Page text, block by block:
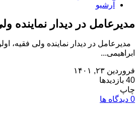
آرشیو
مدیرعامل در دیدار
مدیرعامل در دیدار نماینده ولی
ابراهیمی...
فروردین ۲۳, ۱۴۰۱
40 بازدیدها
چاپ
0 دیدگاه ها